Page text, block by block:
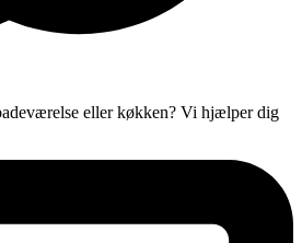
eller køkken? Vi hjælper dig